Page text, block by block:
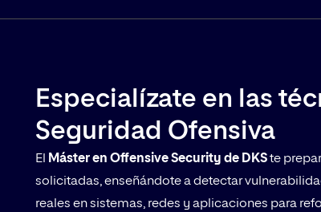
Especialízate en las
Seguridad Ofensiva
El Máster en Offensive Security de DKSte
solicitadas, enseñándote a detectar
reales en sistemas, redes y aplicaciones para